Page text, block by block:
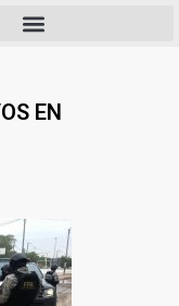
EN